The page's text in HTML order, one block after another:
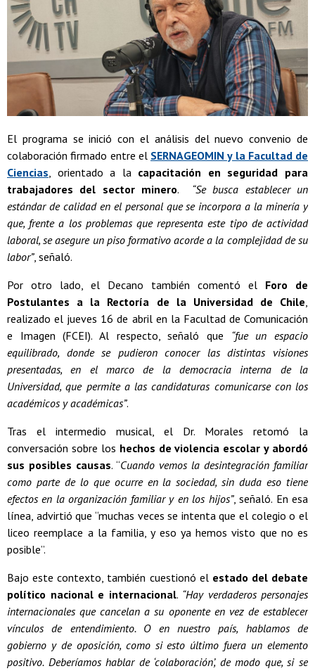
El programa se inició con el análisis del nuevo convenio de
colaboración firmado entre el SERNAGEOMIN y la Facultad de
Ciencias, orientado a la capacitación en seguridad para
trabajadores del sector minero. “Se busca establecer un
estándar de calidad en el personal que se incorpora a la minería y
que, frente a los problemas que representa este tipo de actividad
laboral, se asegure un piso formativo acorde a la complejidad de su
labor”, señaló.
Por otro lado, el Decano también comentó el Foro de
Postulantes a la Rectoría de la Universidad de Chile,
realizado el jueves 16 de abril en la Facultad de Comunicación
e Imagen (FCEI). Al respecto, señaló que “fue un espacio
equilibrado, donde se pudieron conocer las distintas visiones
presentadas, en el marco de la democracia interna de la
Universidad, que permite a las candidaturas comunicarse con los
académicos y académicas”.
Tras el intermedio musical, el Dr. Morales retomó la
conversación sobre los hechos de violencia escolar y abordó
sus posibles causas. “Cuando vemos la desintegración familiar
como parte de lo que ocurre en la sociedad, sin duda eso tiene
efectos en la organización familiar y en los hijos”, señaló. En esa
línea, advirtió que “muchas veces se intenta que el colegio o el
liceo reemplace a la familia, y eso ya hemos visto que no es
posible”.
Bajo este contexto, también cuestionó el estado del debate
político nacional e internacional. “Hay verdaderos personajes
internacionales que cancelan a su oponente en vez de establecer
vínculos de entendimiento. O en nuestro país, hablamos de
gobierno y de oposición, como si esto último fuera un elemento
positivo. Deberíamos hablar de ‘colaboración’, de modo que, si se